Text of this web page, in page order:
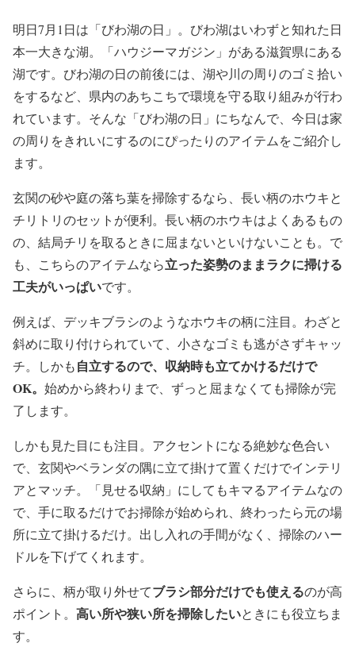
明日7月1日は「びわ湖の日」。びわ湖はいわずと知れた日
本一大きな湖。「ハウジーマガジン」がある滋賀県にある
湖です。びわ湖の日の前後には、湖や川の周りのゴミ拾い
をするなど、県内のあちこちで環境を守る取り組みが行わ
れています。そんな「びわ湖の日」にちなんで、今日は家
の周りをきれいにするのにぴったりのアイテムをご紹介し
ます。
玄関の砂や庭の落ち葉を掃除するなら、長い柄のホウキと
チリトリのセットが便利。長い柄のホウキはよくあるもの
の、結局チリを取るときに屈まないといけないことも。で
も、こちらのアイテムなら立った姿勢のままラクに掃ける
工夫がいっぱいです。
例えば、デッキブラシのようなホウキの柄に注目。わざと
斜めに取り付けられていて、小さなゴミも逃がさずキャッ
チ。しかも自立するので、収納時も立てかけるだけで
OK。 始めから終わりまで、ずっと屈まなくても掃除が完
了します。
しかも見た目にも注目。アクセントになる絶妙な色合い
で、玄関やベランダの隅に立て掛けて置くだけでインテリ
アとマッチ。「見せる収納」にしてもキマるアイテムなの
で、手に取るだけでお掃除が始められ、終わったら元の場
所に立て掛けるだけ。出し入れの手間がなく、掃除のハー
ドルを下げてくれます。
さらに、柄が取り外せてブラシ部分だけでも使えるのが高
ポイント。 高い所や狭い所を掃除したいときにも役立ちま
す。